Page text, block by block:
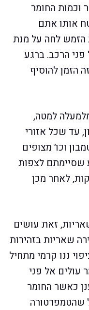
וכמות החומר
אותו אתם
הזמש לחה על מנת
הרכב. ברגע
הזמן להוסיף
למטה,
עד שכל אזורי
וכו׳ מצופים
שסיימתם לצפות
הניחו לו לנוח כ 10 דקות, לאחר מכן
זאת עושים
שאריות בזהירות
ננו קרמי מתחיל
עולים אל פני
כאשר החומר
שהטמפרטורה